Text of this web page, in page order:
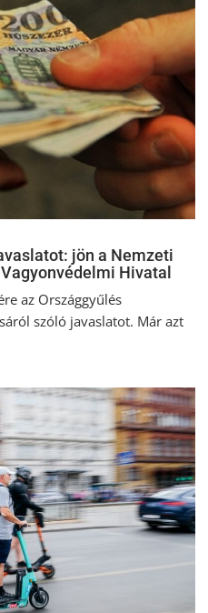
jön a Nemzeti
Hivatal
az Országgyűlés
szóló javaslatot. Már azt